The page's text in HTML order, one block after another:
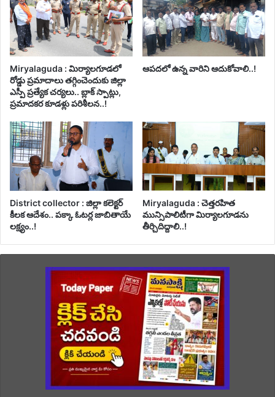
Miryalaguda : మిర్యాలగూడలో
రోడ్డు ప్రమాదాలు తగ్గించెందుకు జిల్లా
ఎస్పీ ప్రత్యేక చర్యలు.. బ్లాక్ స్పాట్లు,
ప్రమాదకర కూడళ్లు పరిశీలన..!
ఆపదలో ఉన్న వారిని ఆదుకోవాలి..!
District collector : జిల్లా కలెక్టర్
కీలక ఆదేశం.. పక్కా ఓటర్ల జాబితాయే
లక్ష్యం..!
Miryalaguda : చెత్తరహిత
మున్సిపాలిటీగా మిర్యాలగూడను
తీర్చిదిద్దాలి..!